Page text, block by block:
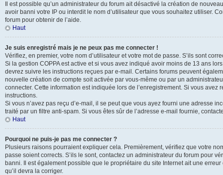
Il est possible qu’un administrateur du forum ait désactivé la création de
avoir banni votre IP ou interdit le nom d’utilisateur que vous souhaitez utiliser.
forum pour obtenir de l’aide.
Haut
Je suis enregistré mais je ne peux pas me connecter !
Vérifiez, en premier, votre nom d’utilisateur et votre mot de passe. S’ils sont
Si la gestion COPPA est active et si vous avez indiqué avoir moins de 13 ans
devrez suivre les instructions reçues par e-mail. Certains forums peuvent
nouvelle création de compte soit activée par vous-même ou par un
connecter. Cette information est indiquée lors de l’enregistrement. Si vous avez
instructions.
Si vous n’avez pas reçu d’e-mail, il se peut que vous ayez fourni une adresse
traité par un filtre anti-spam. Si vous êtes sûr de l’adresse e-mail fournie,
Haut
Pourquoi ne puis-je pas me connecter ?
Plusieurs raisons pourraient expliquer cela. Premièrement, vérifiez que votre
passe soient corrects. S’ils le sont, contactez un administrateur du forum pour
banni. Il est également possible que le propriétaire du site Internet ait une
qu’il devra la corriger.